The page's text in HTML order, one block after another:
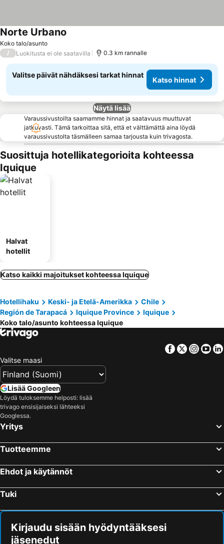
Koko talo/asunto
Norte Urbano
/ Luokitusta ei ole saatavilla 0.3 km rannalle
Valitse päivät nähdäksesi tarkat hinnat
Katso hinnat
Näytä lisää
Varaussivustoilta saamamme hinnat ja saatavuus muuttuvat
jatkuvasti. Tämä tarkoittaa sitä, että et välttämättä aina löydä
varaussivustolta täsmälleen samaa tarjousta kuin trivagosta.
Suosittuja hotellikategorioita kohteessa
Iquique
Halvat
hotellit
Katso kaikki majoitukset kohteessa Iquique
Hotellihaku Keski- ja Etelä-Amerikka
Chile
Región de Tarapacá
Iquique Province
Iquique
Koko talo/asunto kohteessa Iquique
Facebook
Twitter
Valitse maasi
Lisää Googleen
Löydä tuloksemme helposti: lisää
trivago ensisijaiseksi lähteeksi
Googlessa.
Yritys
Tuotteemme
Ehdot ja käytännöt
Tuki
Kirjaudu sisään hyödyntääksesi
jäsenedut